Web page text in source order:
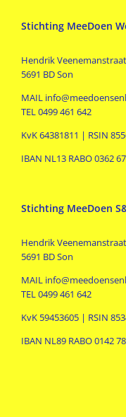
Stichting MeeDoen
Hendrik
5691 BD Son
MAIL
TEL 0499 461 642
KvK 64381811 | RSIN
IBAN NL13 RABO 0362
Stichting MeeDoen
Hendrik
5691 BD Son
MAIL
TEL 0499 461 642
KvK 59453605 | RSIN
IBAN NL89 RABO 0142